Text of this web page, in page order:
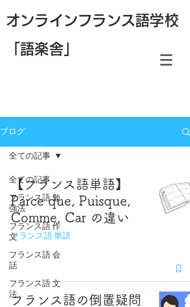
オンラインフランス語学校
「語楽舎」
ブログ
全ての記事
フランス語 勉
強法
フランス語 作
文
フランス語 会
話
フランス語 文
法
全ての記事
【フランス語単語】
Parce que, Puisque,
Comme, Car の違い
フランス語 単語
フランス語の倒置疑問